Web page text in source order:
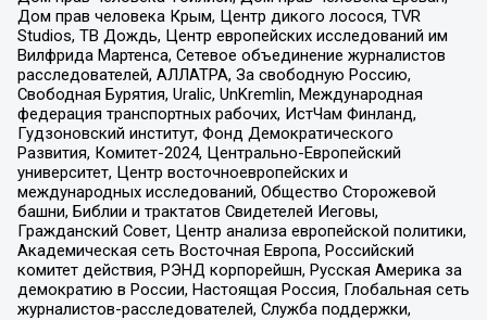
Дом прав человека Крым, Центр дикого лосося, TVR
Studios, ТВ Дождь, Центр европейских исследований им
Вилфрида Мартенса, Сетевое объединение журналистов
расследователей, АЛЛАТРА, За свободную Россию,
Свободная Бурятия, Uralic, UnKremlin, Международная
федерация транспортных рабочих, ИстЧам Финланд,
Гудзоновский институт, Фонд Демократического
Развития, Комитет-2024, Центрально-Европейский
университет, Центр восточноевропейских и
международных исследований, Общество Сторожевой
башни, Библии и трактатов Свидетелей Иеговы,
Гражданский Совет, Центр анализа европейской политики,
Академическая сеть Восточная Европа, Российский
комитет действия, РЭНД корпорейшн, Русская Америка за
демократию в России, Настоящая Россия, Глобальная сеть
журналистов-расследователей, Служба поддержки,